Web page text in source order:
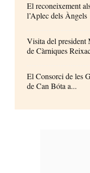
El reconeixement
l’Aplec dels Àngels
Visita del president
de Càrniques
El Consorci de les
de Can Bóta a...